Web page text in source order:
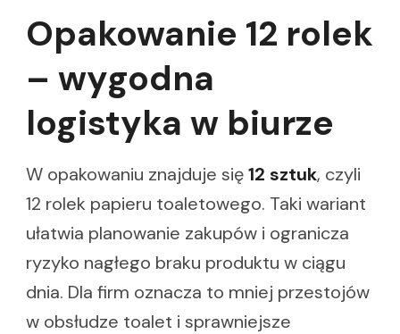
Opakowanie 12 rolek
– wygodna
logistyka w biurze
W opakowaniu znajduje się12 sztuk, czyli
12 rolek papieru toaletowego. Taki wariant
ułatwia planowanie zakupów i ogranicza
ryzyko nagłego braku produktu w ciągu
dnia. Dla firm oznacza to mniej przestojów
w obsłudze toalet i sprawniejsze